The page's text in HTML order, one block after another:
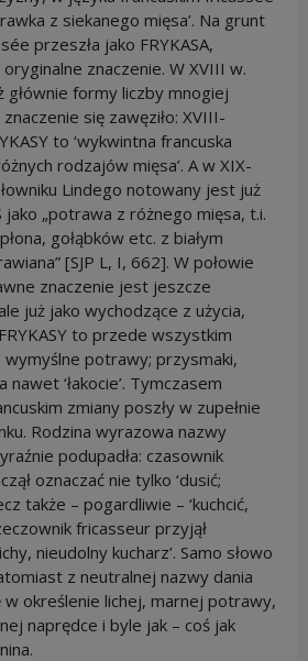
z siekanego mięsa’. Na grunt
przeszła jako FRYKASA,
znaczenie. W XVIII w.
głównie formy liczby mnogiej
znaczenie się zawęziło: XVIII-
to ‘wykwintna francuska
rodzajów mięsa’. A w XIX-
Lindego notowany jest już
jako „potrawa z różnego mięsa, t.i.
gołąbków etc. z białym
[SJP L, I, 662]. W połowie
znaczenie jest jeszcze
już jako wychodzące z użycia,
to przede wszystkim
wymyślne potrawy; przysmaki,
nawet ‘łakocie’. Tymczasem
zmiany poszły w zupełnie
Rodzina wyrazowa nazwy
podupadła: czasownik
oznaczać nie tylko ‘dusić;
także – pogardliwie – ‘kuchcić,
fricasseur przyjął
nieudolny kucharz’. Samo słowo
z neutralnej nazwy dania
w określenie lichej, marnej potrawy,
naprędce i byle jak – coś jak